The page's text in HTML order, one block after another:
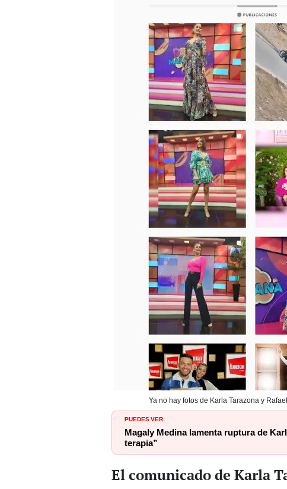
Ya no hay fotos de Karla Tarazona y
PUEDES VER
Magaly Medina lamenta ruptura de
terapia”
La noche del viernes 26 de agosto,